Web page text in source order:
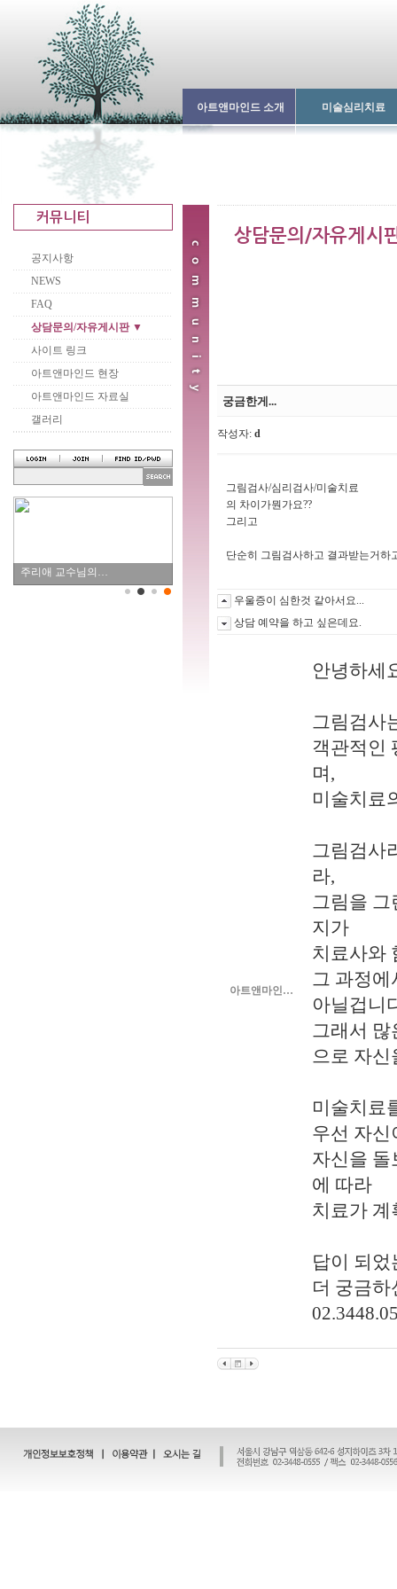
아트앤마인드 소개 미술심리치료
공지사항
NEWS
FAQ
상담문의/자유게시판 ▼
사이트 링크
아트앤마인드 현장
아트앤마인드 자료실
갤러리
주리애 교수님의…
궁금한게...
작성자: d
그림검사/심리검사/미술치료
의 차이가뭔가요??
그리고
단순히 그림검사하고 결과받는거하
우울증이 심한것 같아서요...
상담 예약을 하고 싶은데요.
아트앤마인…
안녕하세
그림검사
객관적인
며,
미술치료
그림검사
라,
그림을
지가
치료사와
그 과정
아닐겁니
그래서
으로 자
미술치료
우선 자
자신을 돌
에 따라
치료가 계
답이 되
더 궁금